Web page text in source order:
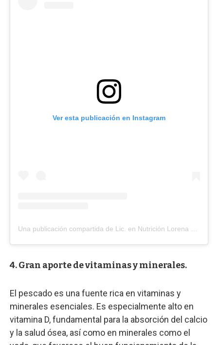
Ver esta publicación en Instagram
4. Gran aporte de vitaminas y minerales.
El pescado es una fuente rica en vitaminas y
minerales esenciales. Es especialmente alto en
vitamina D, fundamental para la absorción del calcio
y la salud ósea, así como en minerales como el